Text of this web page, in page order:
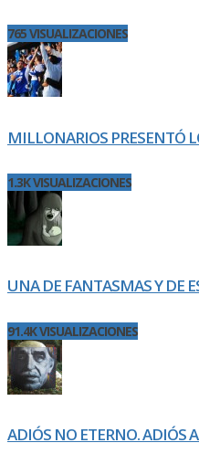
765 VISUALIZACIONES
MILLONARIOS PRESENTÓ
1.3K VISUALIZACIONES
UNA DE FANTASMAS Y DE
91.4K VISUALIZACIONES
ADIÓS NO ETERNO. ADIÓS